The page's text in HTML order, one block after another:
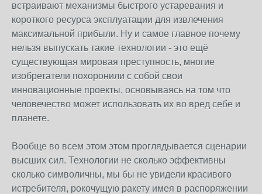
встраивают механизмы быстрого устаревания и
короткого ресурса эксплуатации для извлечения
максимальной прибыли. Ну и самое главное почему
нельзя выпускать такие технологии - это ещё
существующая мировая преступность, многие
изобретатели похоронили с собой свои
инновационные проекты, основываясь на том что
человечество может использовать их во вред себе и
планете.
Вообще во всем этом этом проглядывается сценарии
высших сил. Технологии не сколько эффективны
сколько символичны, мы бы не увидели красивого
истребителя, рокочущую ракету имея в распоряжении